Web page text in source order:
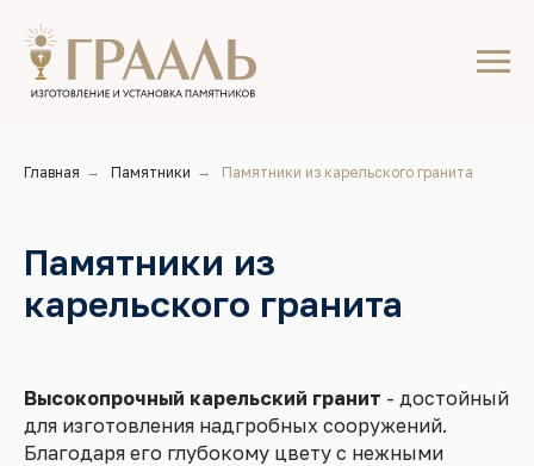
Главная → Памятники → Памятники из карельского гранита
Памятники из
карельского гранита
Высокопрочный карельский гранит - достойный
для изготовления надгробных сооружений.
Благодаря его глубокому цвету с нежными